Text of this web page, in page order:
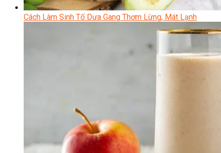
Cách Làm Sinh Tố Dưa Gang Thơm Lừng, Mát Lạnh